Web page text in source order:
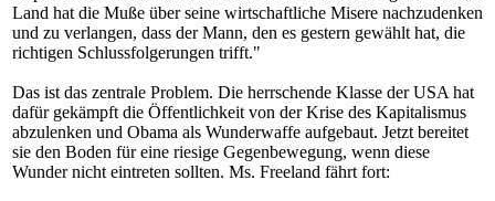
Land hat die Muße über seine wirtschaftliche Misere nachzudenken
und zu verlangen, dass der Mann, den es gestern gewählt hat, die
richtigen Schlussfolgerungen trifft."
Das ist das zentrale Problem. Die herrschende Klasse der USA hat
dafür gekämpft die Öffentlichkeit von der Krise des Kapitalismus
abzulenken und Obama als Wunderwaffe aufgebaut. Jetzt bereitet
sie den Boden für eine riesige Gegenbewegung, wenn diese
Wunder nicht eintreten sollten. Ms. Freeland fährt fort: